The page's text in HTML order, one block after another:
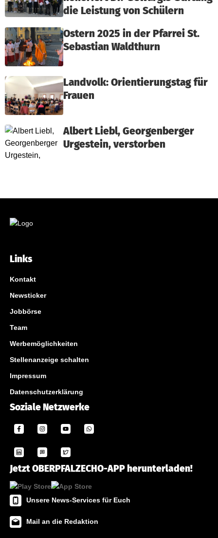
die Leistung von Schülern
Ostern 2025 in der Pfarrei St.
Sebastian Waldthurn
Landvolk: Orientierungstag für
Frauen
Albert Liebl, Georgenberger
Urgestein, verstorben
Links
Kontakt
Newsticker
Jobbörse
Team
Werbemöglichkeiten
Stellenanzeige schalten
Impressum
Datenschutzerklärung
Soziale Netzwerke
Jetzt OBERPFALZECHO-APP herunterladen!
Unsere News-Services für Euch
Mail an die Redaktion